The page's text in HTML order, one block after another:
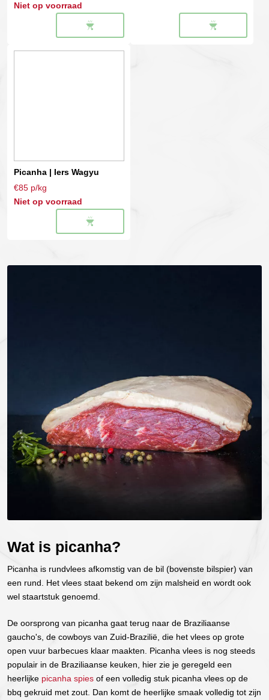
Niet op voorraad
Picanha | Iers Wagyu
€85 p/kg
Niet op voorraad
Wat is picanha?
Picanha is rundvlees afkomstig van de bil (bovenste bilspier) van
een rund. Het vlees staat bekend om zijn malsheid en wordt ook
wel staartstuk genoemd.
De oorsprong van picanha gaat terug naar de Braziliaanse
gaucho's, de cowboys van Zuid-Brazilië, die het vlees op grote
open vuur barbecues klaar maakten. Picanha vlees is nog steeds
populair in de Braziliaanse keuken, hier zie je geregeld een
heerlijke picanha spies of een volledig stuk picanha vlees op de
bbq gekruid met zout. Dan komt de heerlijke smaak volledig tot zijn